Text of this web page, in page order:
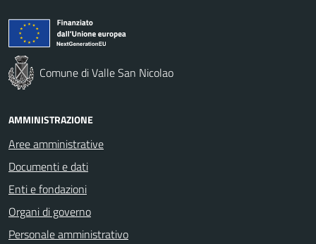
Comune di Valle San Nicolao
AMMINISTRAZIONE
Aree amministrative
Documenti e dati
Enti e fondazioni
Organi di governo
Personale amministrativo